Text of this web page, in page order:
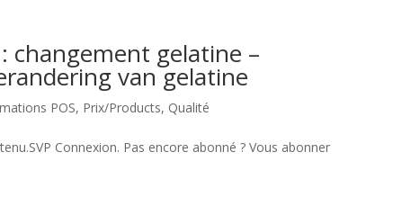
changement gelatine –
van gelatine
POS, Prix/Products, Qualité
Connexion. Pas encore abonné ? Vous abonner